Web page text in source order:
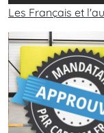
Les Français et